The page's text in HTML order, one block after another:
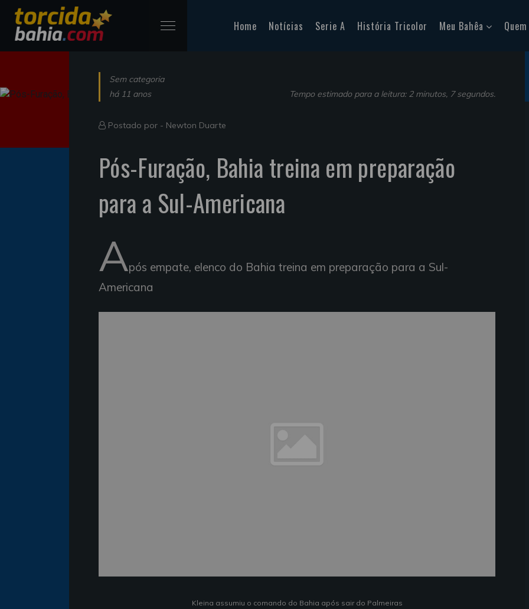
Home Notícias Serie A História Tricolor Meu Bahêa
Sem categoria
há 11 anos
Tempo estimado para a leitura: 2 minutos, 7 segundos.
Postado por - Newton Duarte
Pós-Furação, Bahia treina em preparação
para a Sul-Americana
Após empate, elenco do Bahia treina em preparação para a Sul-
Americana
Kleina assumiu o comando do Bahia após sair do Palmeiras